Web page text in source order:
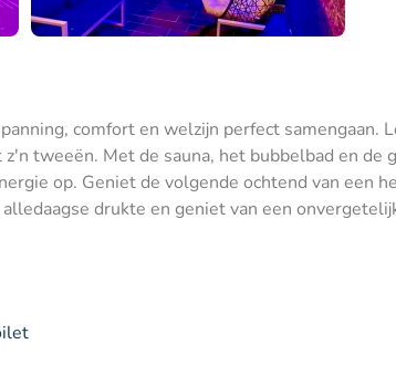
comfort en welzijn perfect samengaan.
tweeën. Met de sauna, het bubbelbad en de
op. Geniet de volgende ochtend van een
drukte en geniet van een